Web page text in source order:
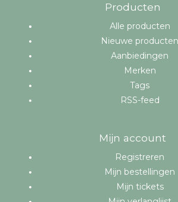
Producten
Alle producten
Nieuwe producten
Aanbiedingen
Merken
Tags
RSS-feed
Mijn account
Registreren
Mijn bestellingen
Mijn tickets